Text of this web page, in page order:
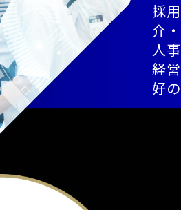
採
介
人
経
好